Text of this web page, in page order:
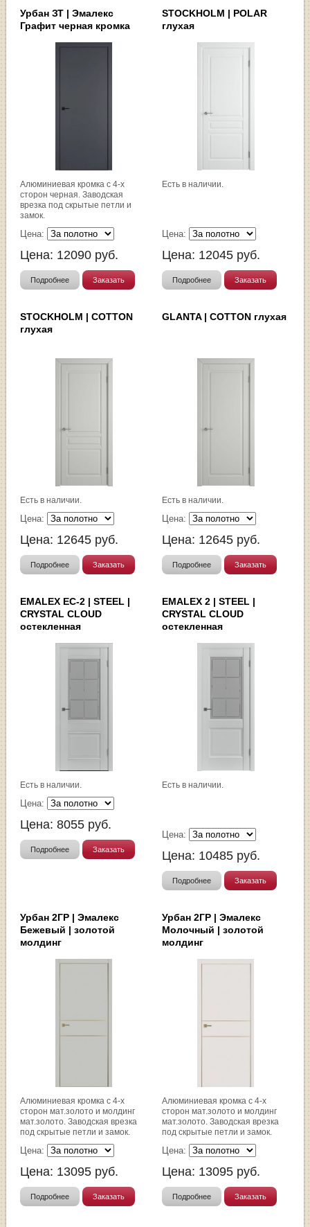
Урбан ЗТ | Эмалекс
Графит черная кромка
Алюминиевая кромка с 4-х
сторон черная. Заводская
врезка под скрытые петли и
замок.
Цена:
Цена: 12090 руб.
Подробнее Заказать
STOCKHOLM | POLAR
глухая
Есть в наличии.
Цена:
Цена: 12045 руб.
Подробнее Заказать
STOCKHOLM | COTTON
глухая
Есть в наличии.
Цена:
Цена: 12645 руб.
Подробнее Заказать
GLANTA | COTTON глухая
Есть в наличии.
Цена:
Цена: 12645 руб.
Подробнее Заказать
EMALEX EC-2 | STEEL |
CRYSTAL CLOUD
остекленная
Есть в наличии.
Цена:
Цена:8055 руб.
Подробнее Заказать
EMALEX 2 | STEEL |
CRYSTAL CLOUD
остекленная
Есть в наличии.
Цена:
Цена: 10485 руб.
Подробнее Заказать
Урбан 2ГР | Эмалекс
Бежевый | золотой
молдинг
Алюминиевая кромка с 4-х
сторон мат.золото и молдинг
мат.золото. Заводская врезка
под скрытые петли и замок.
Цена:
Цена: 13095 руб.
Подробнее Заказать
Урбан 2ГР | Эмалекс
Молочный | золотой
молдинг
Алюминиевая кромка с 4-х
сторон мат.золото и молдинг
мат.золото. Заводская врезка
под скрытые петли и замок.
Цена:
Цена: 13095 руб.
Подробнее Заказать